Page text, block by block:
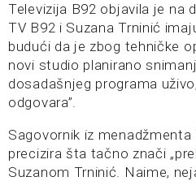
Televizija B92 objavila je na
TV B92 i Suzana Trninić
budući da je zbog tehničke
novi studio planirano
dosadašnjeg programa
odgovara”.
Sagovornik iz
precizira šta tačno znači
Suzanom Trninić. Naime,